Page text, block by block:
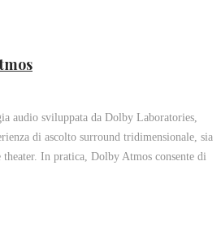
audio sviluppata da Dolby Laboratories,
di ascolto surround tridimensionale, sia
In pratica, Dolby Atmos consente di